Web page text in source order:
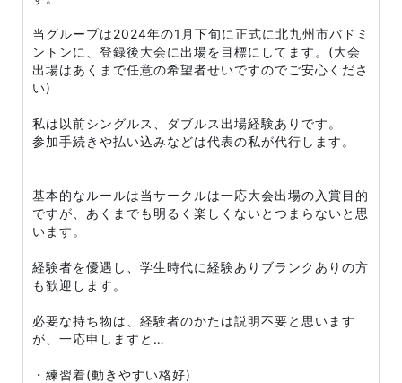
当グループは2024年の1月下旬に正式に北九州市バドミ
ントンに、登録後大会に出場を目標にしてます。(大会
出場はあくまで任意の希望者せいですのでご安心くださ
い)
私は以前シングルス、ダブルス出場経験ありです。
参加手続きや払い込みなどは代表の私が代行します。
基本的なルールは当サークルは一応大会出場の入賞目的
ですが、あくまでも明るく楽しくないとつまらないと思
います。
経験者を優遇し、学生時代に経験ありブランクありの方
も歓迎します。
必要な持ち物は、経験者のかたは説明不要と思います
が、一応申しますと…
・練習着(動きやすい格好)